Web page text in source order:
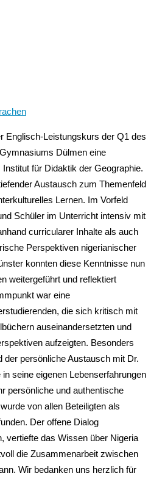
Englisch-Leistungskurs der Q1 des
Dülmen eine
für Didaktik der Geographie.
Austausch zum Themenfeld
Lernen. Im Vorfeld
Schüler im Unterricht intensiv mit
curricularer Inhalte als auch
Perspektiven nigerianischer
konnten diese Kenntnisse nun
weitergeführt und reflektiert
war eine
die sich kritisch mit
auseinandersetzten und
aufzeigten. Besonders
der persönliche Austausch mit Dr.
seine eigenen Lebenserfahrungen
persönliche und authentische
von allen Beteiligten als
Der offene Dialog
vertiefte das Wissen über Nigeria
die Zusammenarbeit zwischen
Wir bedanken uns herzlich für